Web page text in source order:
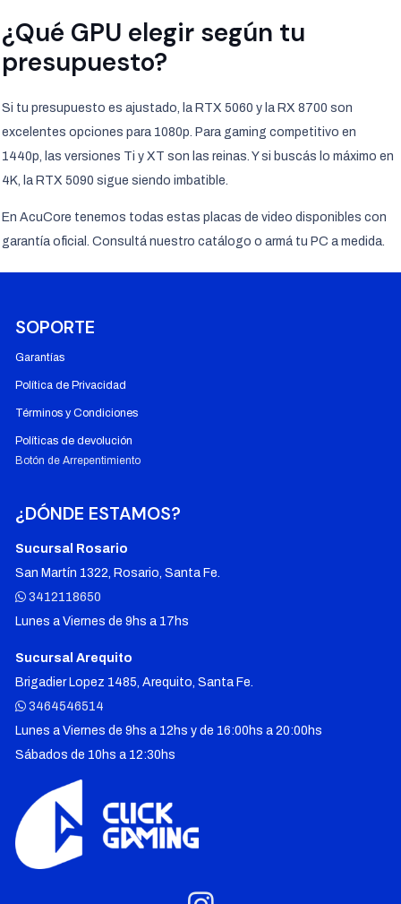
¿Qué GPU elegir según tu
presupuesto?
Si tu presupuesto es ajustado, la RTX 5060 y la RX 8700 son
excelentes opciones para 1080p. Para gaming competitivo en
1440p, las versiones Ti y XT son las reinas. Y si buscás lo máximo en
4K, la RTX 5090 sigue siendo imbatible.
En AcuCore tenemos todas estas placas de video disponibles con
garantía oficial. Consultá nuestro catálogo o armá tu PC a medida.
SOPORTE
Garantías
Política de Privacidad
Términos y Condiciones
Políticas de devolución
Botón de Arrepentimiento
¿DÓNDE ESTAMOS?
Sucursal Rosario
San Martín 1322, Rosario, Santa Fe.
3412118650
Lunes a Viernes de 9hs a 17hs
Sucursal Arequito
Brigadier Lopez 1485, Arequito, Santa Fe.
3464546514
Lunes a Viernes de 9hs a 12hs y de 16:00hs a 20:00hs
Sábados de 10hs a 12:30hs